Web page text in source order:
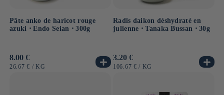
Pâte anko de haricot rouge
azuki ⋅ Endo Seian ⋅ 300g
Prix
habituel
8.00 €
PRIX
26.67 € / PAR
KG
Radis daikon déshydraté en
julienne ⋅ Tanaka Bussan ⋅ 30g
Prix
habituel
3.20 €
PRIX
106.67 € / PAR
KG